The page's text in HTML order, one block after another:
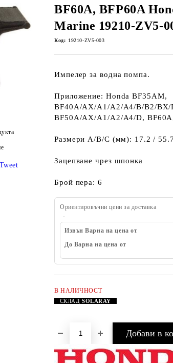
BF60A, BFP60A
Marine 19210-ZV5-
Код: 19210-ZV5-003
Импелер за водна помпа.
Приложение: Honda BF35AM,
BF40A/AX/A1/A2/A4/B/B2/BX/
BF50A/AX/A1/A2/A4/D,
Размери A/B/C (мм): 17.2 /
Зацепване чрез шпонка
Брой пера: 6
Ориентировъчни цени за доставка
Извън Варна на цена от
До Варна на цена от
В НАЛИЧНОСТ
СКЛАДSOLARAY
Tweet